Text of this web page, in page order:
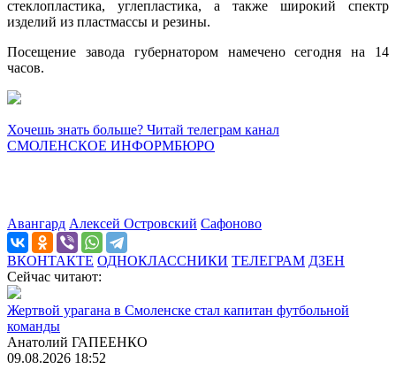
стеклопластика, углепластика, а также широкий спектр
изделий из пластмассы и резины.
Посещение завода губернатором намечено сегодня на 14
часов.
Хочешь знать больше? Читай телеграм канал
СМОЛЕНСКОЕ ИНФОРМБЮРО
Авангард Алексей Островский Сафоново
ВКОНТАКТЕ ОДНОКЛАССНИКИ ТЕЛЕГРАМ ДЗЕН
Сейчас читают:
Жертвой урагана в Смоленске стал капитан футбольной
команды
Анатолий ГАПЕЕНКО
09.08.2026 18:52